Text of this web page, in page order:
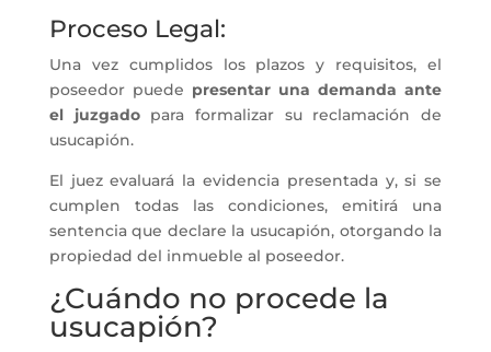
Proceso Legal:
Una vez cumplidos los plazos y requisitos, el
poseedor puede presentar una demanda ante
el juzgadopara formalizar su reclamación de
usucapión.
El juez evaluará la evidencia presentada y, si se
cumplen todas las condiciones, emitirá una
sentencia que declare la usucapión, otorgando la
propiedad del inmueble al poseedor.
¿Cuándo no procede la
usucapión?